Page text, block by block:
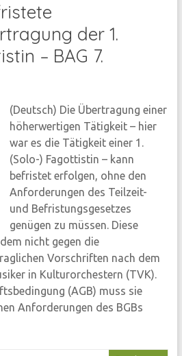
der 1.
– BAG 7.
(Deutsch) Die Übertragung einer
höherwertigen Tätigkeit – hier
war es die Tätigkeit einer 1.
(Solo-) Fagottistin – kann
befristet erfolgen, ohne den
Anforderungen des Teilzeit-
und Befristungsgesetzes
genügen zu müssen. Diese
nicht gegen die
Vorschriften nach dem
in Kulturorchestern (TVK).
(AGB) muss sie
Anforderungen des BGBs